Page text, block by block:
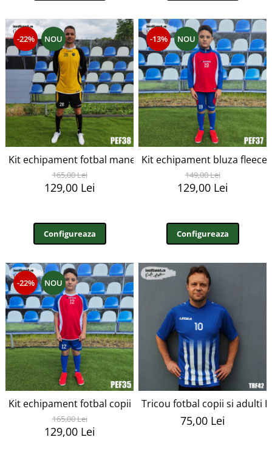
-22% NOU
Kit echipament fotbal maneca lunga copii Patrick
165,00 Lei
129,00 Lei
Configureaza
-13% NOU
Kit echipament bluza fleece
149,00 Lei
129,00 Lei
Configureaza
-22% NOU
Kit echipament fotbal copii Patrick personalizabil EF35
165,00 Lei
129,00 Lei
Tricou fotbal copii si adulti
75,00 Lei